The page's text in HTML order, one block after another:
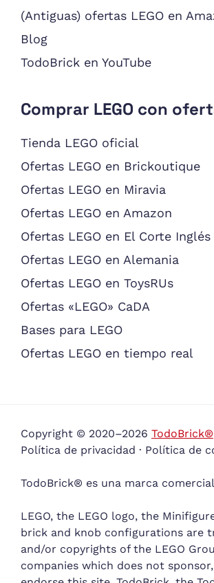
(Antiguas) ofertas LEGO en
Blog
TodoBrick en YouTube
Comprar LEGO con
Tienda LEGO oficial
Ofertas LEGO en Brickoutique
Ofertas LEGO en Miravia
Ofertas LEGO en Amazon
Ofertas LEGO en El Corte Inglés
Ofertas LEGO en Alemania
Ofertas LEGO en ToysRUs
Ofertas «LEGO» CaDA
Bases para LEGO
Ofertas LEGO en tiempo real
Copyright © 2020–2026 TodoBrick®
Política de privacidad · Política de
TodoBrick® es una marca
LEGO, the LEGO logo, the
brick and knob configurations are
and/or copyrights of the LEGO
companies which does not